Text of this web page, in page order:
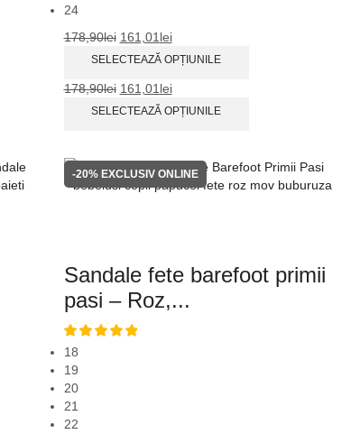
24
178,90lei 161,01 lei
SELECTEAZĂ OPȚIUNILE
178,90lei 161,01 lei
SELECTEAZĂ OPȚIUNILE
-20%EXCLUSIV ONLINE
Sandale fete barefoot primii
pasi – Roz,...
18
19
20
21
22